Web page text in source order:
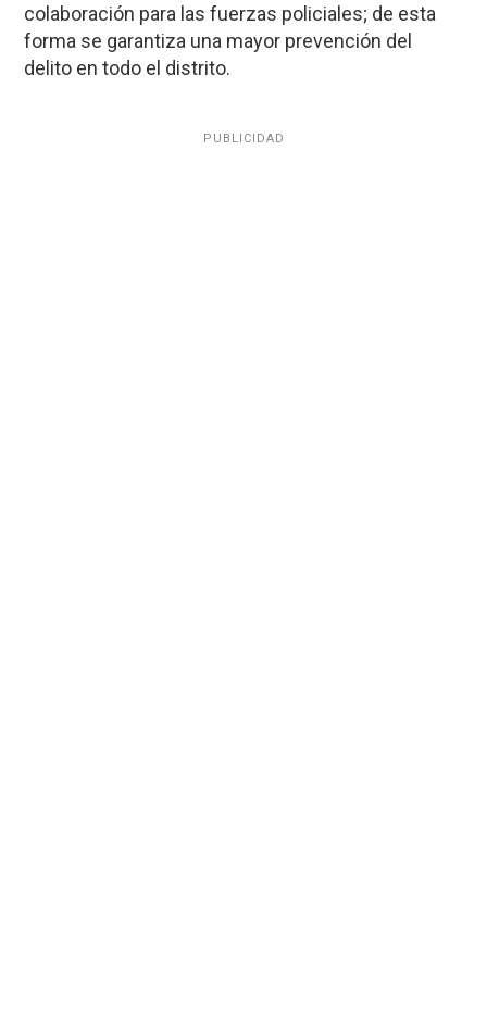
colaboración para las fuerzas policiales; de esta
forma se garantiza una mayor prevención del
delito en todo el distrito.
PUBLICIDAD